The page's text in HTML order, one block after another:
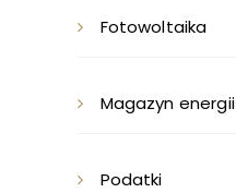
Fotowoltaika
Magazyn energii
Podatki